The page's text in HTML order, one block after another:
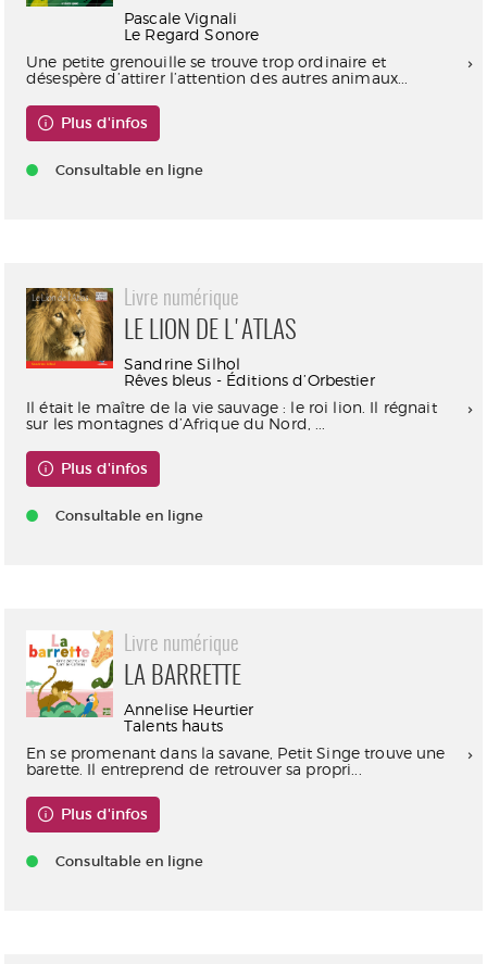
Pascale Vignali
Le Regard Sonore
Une petite grenouille se trouve trop ordinaire et
désespère d’attirer l’attention des autres animaux...
Plus d'infos
Consultable en ligne
Livre numérique
LE LION DE L'ATLAS
Sandrine Silhol
Rêves bleus - Éditions d’Orbestier
Il était le maître de la vie sauvage : le roi lion. Il régnait
sur les montagnes d’Afrique du Nord, ...
Plus d'infos
Consultable en ligne
Livre numérique
LA BARRETTE
Annelise Heurtier
Talents hauts
En se promenant dans la savane, Petit Singe trouve une
barette. Il entreprend de retrouver sa propri...
Plus d'infos
Consultable en ligne